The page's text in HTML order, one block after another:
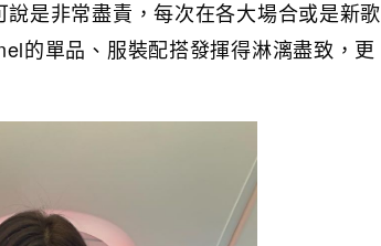
是非常盡責，每次在各大場合或是新歌
的單品、服裝配搭發揮得淋漓盡致，更